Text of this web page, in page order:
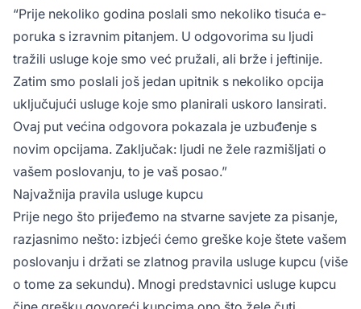
“Prije nekoliko godina poslali smo nekoliko tisuća e-
poruka s izravnim pitanjem. U odgovorima su ljudi
tražili usluge koje smo već pružali, ali brže i jeftinije.
Zatim smo poslali još jedan upitnik s nekoliko opcija
uključujući usluge koje smo planirali uskoro lansirati.
Ovaj put većina odgovora pokazala je uzbuđenje s
novim opcijama. Zaključak: ljudi ne žele razmišljati o
vašem poslovanju, to je vaš posao.”
Najvažnija pravila usluge kupcu
Prije nego što prijeđemo na stvarne savjete za pisanje,
razjasnimo nešto: izbjeći ćemo greške koje štete vašem
poslovanju i držati se zlatnog pravila usluge kupcu (više
o tome za sekundu). Mnogi predstavnici usluge kupcu